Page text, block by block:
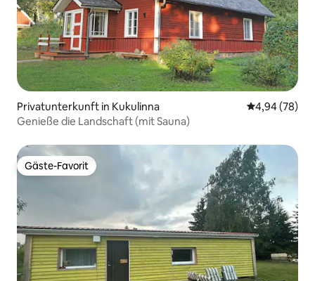
Privatunterkunft in Kukulinna
4,94 (78)
Genieße die Landschaft (mit Sauna)
Gäste-Favorit
Gäste-Favorit